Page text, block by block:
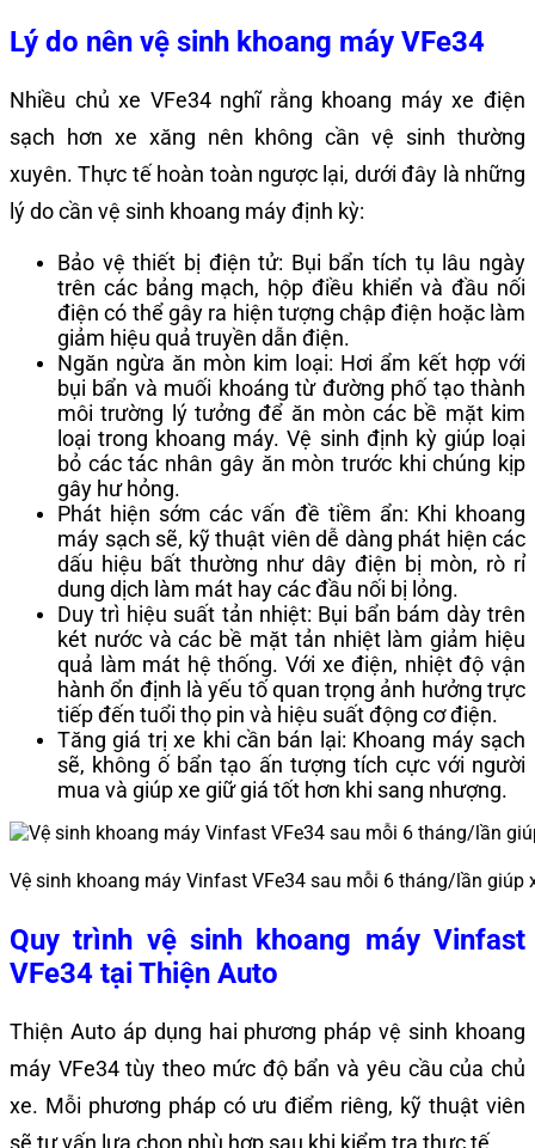
Lý do nên vệ sinh khoang máy VFe34
Nhiều chủ xe VFe34 nghĩ rằng khoang máy xe điện
sạch hơn xe xăng nên không cần vệ sinh thường
xuyên. Thực tế hoàn toàn ngược lại, dưới đây là những
lý do cần vệ sinh khoang máy định kỳ:
Bảo vệ thiết bị điện tử: Bụi bẩn tích tụ lâu ngày
trên các bảng mạch, hộp điều khiển và đầu nối
điện có thể gây ra hiện tượng chập điện hoặc làm
giảm hiệu quả truyền dẫn điện.
Ngăn ngừa ăn mòn kim loại: Hơi ẩm kết hợp với
bụi bẩn và muối khoáng từ đường phố tạo thành
môi trường lý tưởng để ăn mòn các bề mặt kim
loại trong khoang máy. Vệ sinh định kỳ giúp loại
bỏ các tác nhân gây ăn mòn trước khi chúng kịp
gây hư hỏng.
Phát hiện sớm các vấn đề tiềm ẩn: Khi khoang
máy sạch sẽ, kỹ thuật viên dễ dàng phát hiện các
dấu hiệu bất thường như dây điện bị mòn, rò rỉ
dung dịch làm mát hay các đầu nối bị lỏng.
Duy trì hiệu suất tản nhiệt: Bụi bẩn bám dày trên
két nước và các bề mặt tản nhiệt làm giảm hiệu
quả làm mát hệ thống. Với xe điện, nhiệt độ vận
hành ổn định là yếu tố quan trọng ảnh hưởng trực
tiếp đến tuổi thọ pin và hiệu suất động cơ điện.
Tăng giá trị xe khi cần bán lại: Khoang máy sạch
sẽ, không ố bẩn tạo ấn tượng tích cực với người
mua và giúp xe giữ giá tốt hơn khi sang nhượng.
Vệ sinh khoang máy Vinfast VFe34 sau mỗi 6 tháng/lần giúp
Quy trình vệ sinh khoang máy Vinfast
VFe34 tại Thiện Auto
Thiện Auto áp dụng hai phương pháp vệ sinh khoang
máy VFe34 tùy theo mức độ bẩn và yêu cầu của chủ
xe. Mỗi phương pháp có ưu điểm riêng, kỹ thuật viên
sẽ tư vấn lựa chọn phù hợp sau khi kiểm tra thực tế.